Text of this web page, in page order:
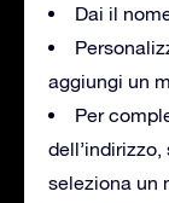
Dai il
aggiungi un
Per
seleziona un